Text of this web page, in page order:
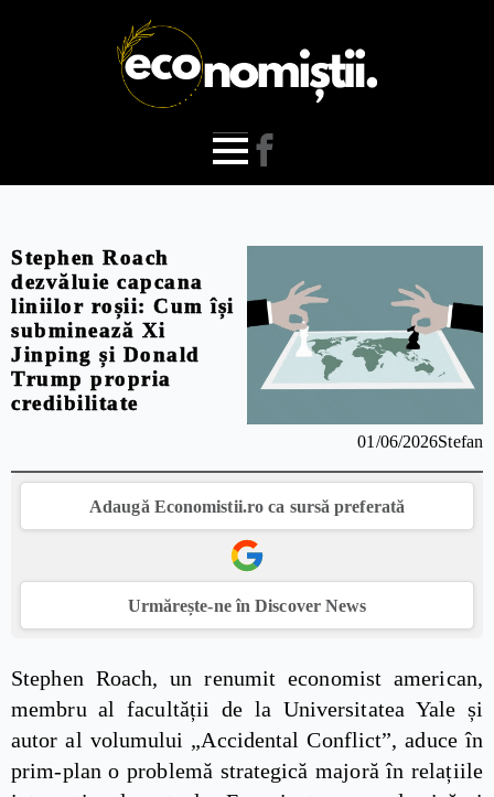
Stephen Roach
dezvăluie capcana
liniilor roșii: Cum își
subminează Xi
Jinping și Donald
Trump propria
credibilitate
01/06/2026Stefan
Adaugă Economistii.ro ca sursă preferată
Urmărește-ne în Discover News
Stephen Roach, un renumit economist american,
membru al facultății de la Universitatea Yale și
autor al volumului „Accidental Conflict”, aduce în
prim-plan o problemă strategică majoră în relațiile